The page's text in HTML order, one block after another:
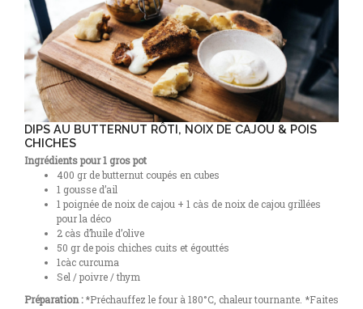
DIPS AU BUTTERNUT RÔTI, NOIX DE CAJOU & POIS
CHICHES
Ingrédients pour 1 gros pot
400 gr de butternut coupés en cubes
1 gousse d’ail
1 poignée de noix de cajou + 1 càs de noix de cajou grillées
pour la déco
2 càs d’huile d’olive
50 gr de pois chiches cuits et égouttés
1càc curcuma
Sel / poivre / thym
Préparation :*Préchauffez le four à 180°C, chaleur tournante. *Faites